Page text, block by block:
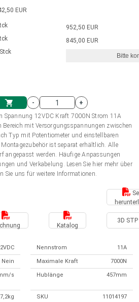
und internem
Controller
mit
und Bürsten
mit
EUR
952,50 EUR
845,00 EUR
Bitte
-
+
Spannung 12VDC Kraft 7000N Strom 11A
Bereich mit Versorgungsspannungen zwischen
Typ mit Potentiometer und einstellbaren
ist separat erhältlich. Alle
angepasst werden. Häufige Anpassungen
und Verkabelung. Lesen Sie hier mehr über
Sie uns für weitere Informationen.
Katalog
3D STP
Nennstrom 11A
Nein Maximale Kraft 7000N
s Hublänge 457mm
7,2kg SKU 11014197